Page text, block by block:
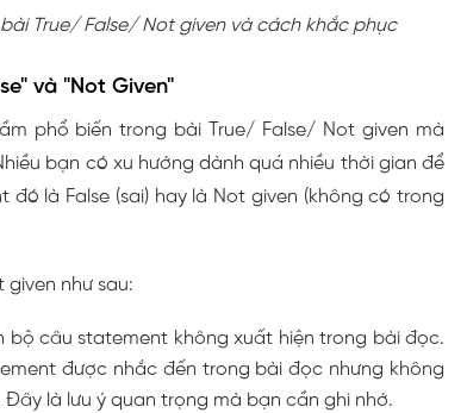
True/ False/ Not given và cách khắc phục
và "Not Given"
phổ biến trong bài True/ False/ Not given mà
bạn có xu hướng dành quá nhiều thời gian để
đó là False (sai) hay là Not given (không có trong
given như sau:
bộ câu statement không xuất hiện trong bài đọc.
được nhắc đến trong bài đọc nhưng không
là lưu ý quan trọng mà bạn cần ghi nhớ.